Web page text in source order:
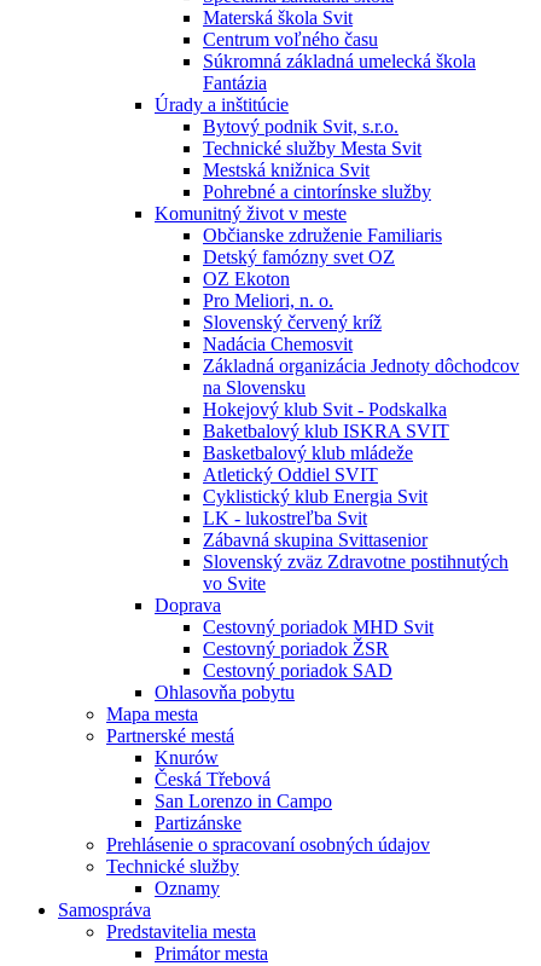
Materská škola Svit
Centrum voľného času
Súkromná základná umelecká škola
Fantázia
Úrady a inštitúcie
Bytový podnik Svit, s.r.o.
Technické služby Mesta Svit
Mestská knižnica Svit
Pohrebné a cintorínske služby
Komunitný život v meste
Občianske združenie Familiaris
Detský famózny svet OZ
OZ Ekoton
Pro Meliori, n. o.
Slovenský červený kríž
Nadácia Chemosvit
Základná organizácia Jednoty dôchodcov
na Slovensku
Hokejový klub Svit - Podskalka
Baketbalový klub ISKRA SVIT
Basketbalový klub mládeže
Atletický Oddiel SVIT
Cyklistický klub Energia Svit
LK - lukostreľba Svit
Zábavná skupina Svittasenior
Slovenský zväz Zdravotne postihnutých
vo Svite
Doprava
Cestovný poriadok MHD Svit
Cestovný poriadok ŽSR
Cestovný poriadok SAD
Ohlasovňa pobytu
Mapa mesta
Partnerské mestá
Knurów
Česká Třebová
San Lorenzo in Campo
Partizánske
Prehlásenie o spracovaní osobných údajov
Technické služby
Oznamy
Samospráva
Predstavitelia mesta
Primátor mesta